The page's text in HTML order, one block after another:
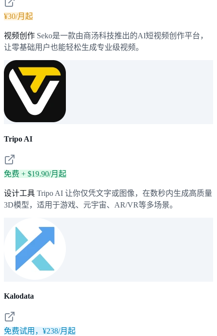
¥30/月起
视频创作 Seko是一款由商汤科技推出的AI短视频创作平台，
让零基础用户也能轻松生成专业级视频。
Tripo AI
免费 + $19.90/月起
设计工具 Tripo AI 让你仅凭文字或图像，在数秒内生成高质量
3D模型，适用于游戏、元宇宙、AR/VR等多场景。
Kalodata
免费试用，¥238/月起